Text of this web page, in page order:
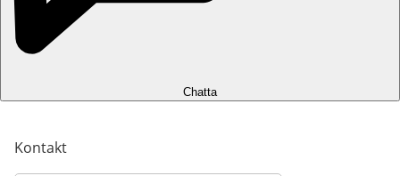
Chatta
Kontakt